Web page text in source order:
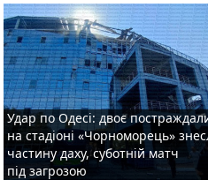
Удар по Одесі: двоє
на стадіоні «Чорноморець»
частину даху, суботній матч
під загрозою